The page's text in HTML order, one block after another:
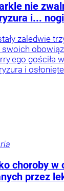
nie
i...
zaledwie
swoich
gościła
i
choroby w
przez